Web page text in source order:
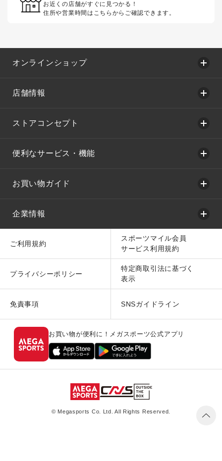
お近くの店舗がすぐに見つかる！
住所や営業時間はこちらからご確認できます。
オンラインショップ
店舗情報
ストアコンセプト
便利なサービス・機能
お買い物ガイド
企業情報
ご利用規約
スポーツマイル会員
サービス利用規約
プライバシーポリシー
特定商取引法に基づく
表示
免責事項 SNSガイドライン
お買い物が便利に！メガスポーツ公式アプリ
© Megasports Co. Ltd. All Rights Reserved.